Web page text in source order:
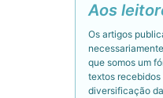
Aos
Os artigos
que somos um
textos recebidos
diversificação